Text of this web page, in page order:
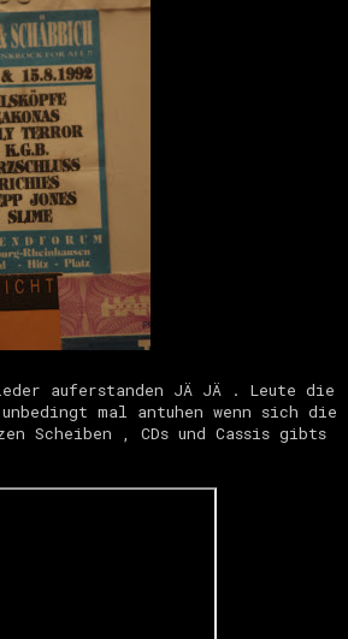
auferstanden JÄ JÄ . Leute die
mal antuhen wenn sich die
Scheiben , CDs und Cassis gibts